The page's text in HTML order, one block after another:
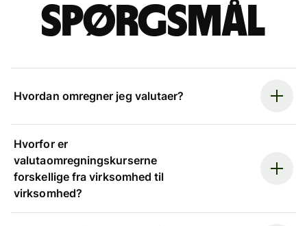
spørgsmål
Hvordan omregner jeg valutaer?
Hvorfor er
valutaomregningskurserne
forskellige fra virksomhed til
virksomhed?